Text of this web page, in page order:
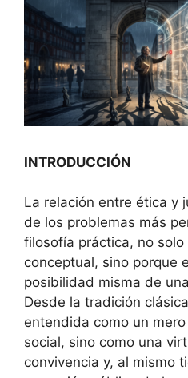
INTRODUCCIÓN
La relación entre ética y
de los problemas más
filosofía práctica, no
conceptual, sino porque
posibilidad misma de
Desde la tradición
entendida como un
social, sino como una
convivencia y, al mismo